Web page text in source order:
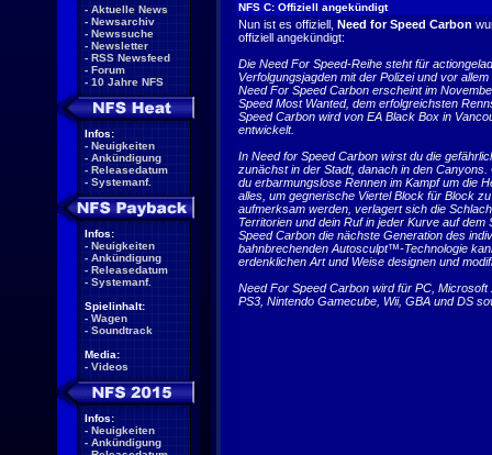
- Aktuelle News
- Newsarchiv
- Newssuche
- Newsletter
- RSS Newsfeed
- Forum
- 10 Jahre NFS
Infos:
- Neuigkeiten
- Ankündigung
- Releasedatum
- Systemanf.
Infos:
- Neuigkeiten
- Ankündigung
- Releasedatum
- Systemanf.
Spielinhalt:
- Wagen
- Soundtrack
Media:
- Videos
Infos:
- Neuigkeiten
- Ankündigung
NFS C: Offiziell angekündigt
Nun ist es offiziell, Need for Speed Carbon
offiziell angekündigt:
Die Need For Speed-Reihe steht für
Verfolgungsjagden mit der Polizei und vor
Need For Speed Carbon erscheint im
Speed Most Wanted, dem erfolgreichsten
Speed Carbon wird von EA Black Box in
entwickelt.
In Need for Speed Carbon wirst du die
zunächst in der Stadt, danach in den
du erbarmungslose Rennen im Kampf um die
alles, um gegnerische Viertel Block für Block
aufmerksam werden, verlagert sich die
Territorien und dein Ruf in jeder Kurve auf
Speed Carbon die nächste Generation des
bahnbrechenden Autosculpt™-Technologie
erdenklichen Art und Weise designen und
Need For Speed Carbon wird für PC,
PS3, Nintendo Gamecube, Wii, GBA und DS